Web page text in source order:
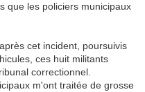
que les policiers municipaux
cet incident, poursuivis
ces huit militants
correctionnel.
m'ont traitée de grosse